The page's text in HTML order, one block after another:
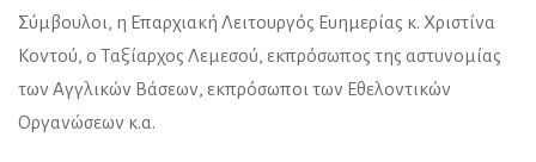
Σύμβουλοι, η Επαρχιακή Λειτουργός Ευημερίας κ. Χριστίνα
Κοντού, ο Ταξίαρχος Λεμεσού, εκπρόσωπος της αστυνομίας
των Αγγλικών Βάσεων, εκπρόσωποι των Εθελοντικών
Οργανώσεων κ.α.